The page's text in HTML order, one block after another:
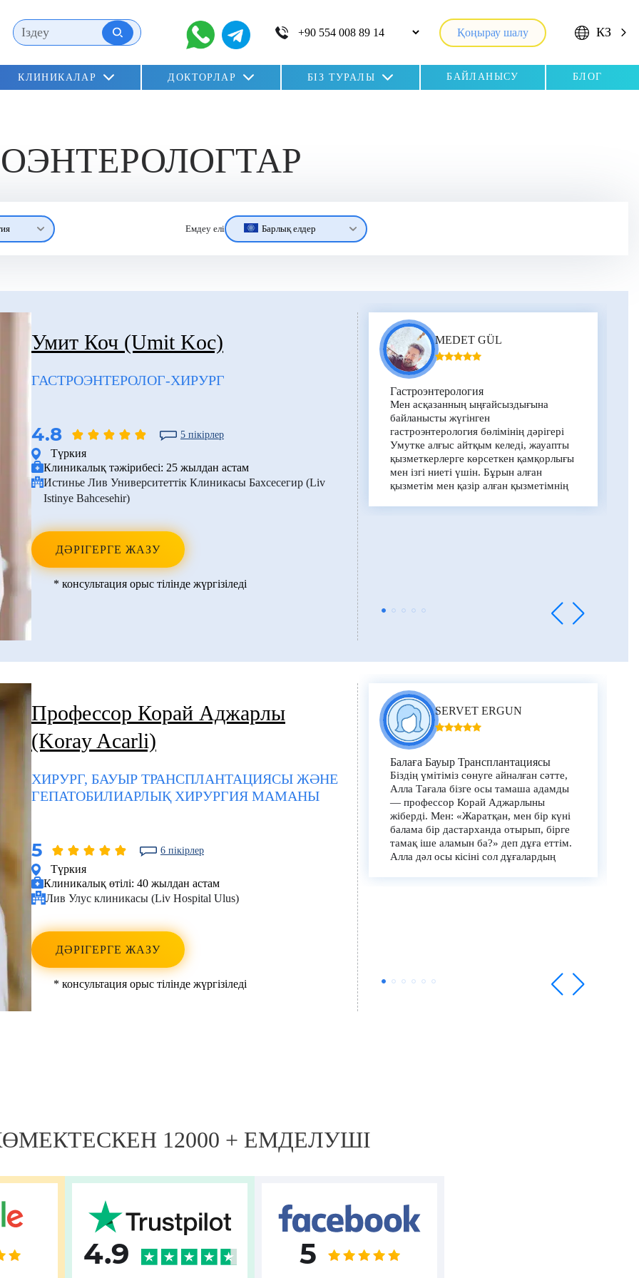
Қоңырау шалу КЗ
КЛИНИКАЛАР ДОКТОРЛАР БІЗ ТУРАЛЫ БАЙЛАНЫСУ БЛОГ
Емдеу елі Барлық елдер
Умит Коч (Umit Koc)
ГАСТРОЭНТЕРОЛОГ-ХИРУРГ
4.8 5 пікірлер
Түркия
Клиникалық тәжірибесі: 25 жылдан астам
Истинье Лив Университеттік Клиникасы Бахсесегир (Liv
Istinye Bahcesehir)
ДӘРІГЕРГЕ ЖАЗУ
* консультация орыс тілінде жүргізіледі
MEDET GÜL
Гастроэнтерология
Мен асқазанның ыңғайсыздығына
байланысты жүгінген
гастроэнтерология бөлімінің дәрігері
Умутке алғыс айтқым келеді, жауапты
қызметкерлерге көрсеткен қамқорлығы
мен ізгі ниеті үшін. Бұрын алған
қызметім мен қазір алған қызметімнің
Профессор Корай Аджарлы
(Koray Acarli)
ХИРУРГ, БАУЫР ТРАНСПЛАНТАЦИЯСЫ ЖӘНЕ
ГЕПАТОБИЛИАРЛЫҚ ХИРУРГИЯ МАМАНЫ
5 6 пікірлер
Түркия
Клиникалық өтілі: 40 жылдан астам
Лив Улус клиникасы (Liv Hospital Ulus)
ДӘРІГЕРГЕ ЖАЗУ
* консультация орыс тілінде жүргізіледі
SERVET ERGUN
Балаға Бауыр Трансплантациясы
Біздің үмітіміз сөнуге айналған сәтте,
Алла Тағала бізге осы тамаша адамды
— профессор Корай Аджарлыны
жіберді. Мен: «Жаратқан, мен бір күні
балама бір дастарханда отырып, бірге
тамақ іше аламын ба?» деп дұға еттім.
Алла дәл осы кісіні сол дұғалардың
қақпаңыздан кіру құқығын нәсіп етсін.
12000 + ЕМДЕЛУШІ
4.9 5